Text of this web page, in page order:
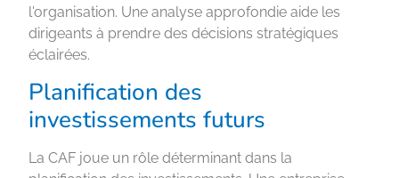
l'organisation. Une analyse approfondie aide les
dirigeants à prendre des décisions stratégiques
éclairées.
Planification des
investissements futurs
La CAF joue un rôle déterminant dans la